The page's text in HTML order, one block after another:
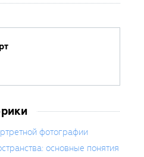
фотографии
основные понятия